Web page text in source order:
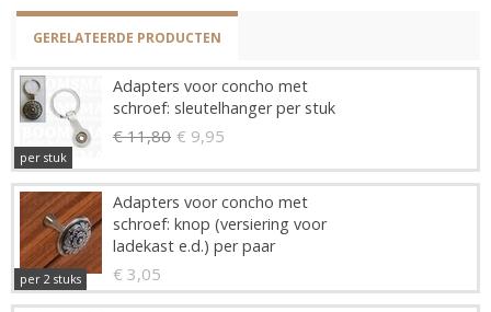
GERELATEERDE PRODUCTEN
Adapters voor concho met
schroef: sleutelhanger per stuk
€ 11,80 € 9,95
per stuk
Adapters voor concho met
schroef: knop (versiering voor
ladekast e.d.) per paar
€ 3,05
per 2 stuks